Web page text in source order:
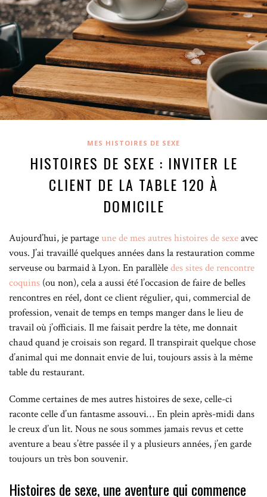
MES HISTOIRES DE SEXE
HISTOIRES DE SEXE : INVITER LE
CLIENT DE LA TABLE 120 À
DOMICILE
Aujourd’hui, je partageune de mes autres histoires de sexeavec
vous. J’ai travaillé quelques années dans la restauration comme
serveuse ou barmaid à Lyon. En parallèledes sites de rencontre
coquins (ou non), cela a aussi été l’occasion de faire de belles
rencontres en réel, dont ce client régulier, qui, commercial de
profession, venait de temps en temps manger dans le lieu de
travail où j’officiais. Il me faisait perdre la tête, me donnait
chaud quand je croisais son regard. Il transpirait quelque chose
d’animal qui me donnait envie de lui, toujours assis à la même
table du restaurant.
Comme certaines de mes autres histoires de sexe, celle-ci
raconte celle d’un fantasme assouvi… En plein après-midi dans
le creux d’un lit. Nous ne sous sommes jamais revus et cette
aventure a beau s’être passée il y a plusieurs années, j’en garde
toujours un très bon souvenir.
Histoires de sexe, une aventure qui commence